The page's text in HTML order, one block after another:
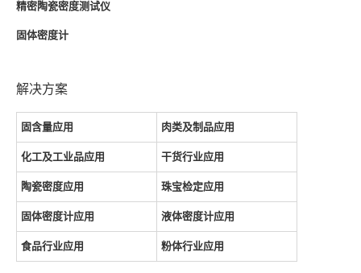
精密陶瓷密度测试仪
固体密度计
解决方案
固含量应用 肉类及制品应用
化工及工业品应用 干货行业应用
陶瓷密度应用 珠宝检定应用
固体密度计应用 液体密度计应用
食品行业应用 粉体行业应用